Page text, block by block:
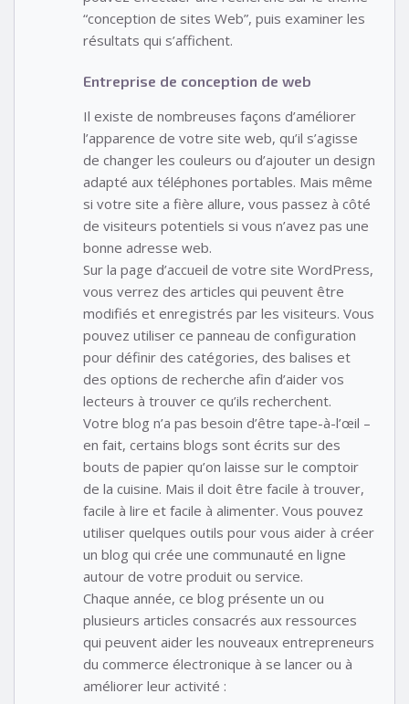
“conception de sites Web”, puis examiner les
résultats qui s’affichent.
Entreprise de conception de web
Il existe de nombreuses façons d’améliorer
l’apparence de votre site web, qu’il s’agisse
de changer les couleurs ou d’ajouter un design
adapté aux téléphones portables. Mais même
si votre site a fière allure, vous passez à côté
de visiteurs potentiels si vous n’avez pas une
bonne adresse web.
Sur la page d’accueil de votre site WordPress,
vous verrez des articles qui peuvent être
modifiés et enregistrés par les visiteurs. Vous
pouvez utiliser ce panneau de configuration
pour définir des catégories, des balises et
des options de recherche afin d’aider vos
lecteurs à trouver ce qu’ils recherchent.
Votre blog n’a pas besoin d’être tape-à-l’œil –
en fait, certains blogs sont écrits sur des
bouts de papier qu’on laisse sur le comptoir
de la cuisine. Mais il doit être facile à trouver,
facile à lire et facile à alimenter. Vous pouvez
utiliser quelques outils pour vous aider à créer
un blog qui crée une communauté en ligne
autour de votre produit ou service.
Chaque année, ce blog présente un ou
plusieurs articles consacrés aux ressources
qui peuvent aider les nouveaux entrepreneurs
du commerce électronique à se lancer ou à
améliorer leur activité :